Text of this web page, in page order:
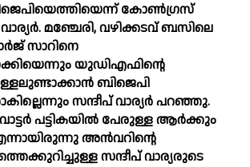
കോണ്‍ഗ്രസ്
മഞ്ചേരി, വഴിക്കടവ് ബസിലെ
സാറിനെ
യുഡിഎഫിന്റെ
ബിജെപി
സന്ദീപ് വാര്യര്‍ പറഞ്ഞു.
പട്ടികയില്‍ പേരുള്ള ആര്‍ക്കും
അന്‍വറിന്റെ
സന്ദീപ് വാര്യരുടെ